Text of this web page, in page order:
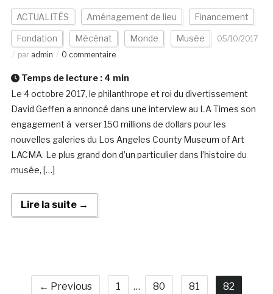
ACTUALITÉS Aménagement de lieu Financement
Fondation Mécénat Monde Musée
05/10/2017
par admin 0 commentaire
Temps de lecture : 4 min
Le 4 octobre 2017, le philanthrope et roi du divertissement
David Geffen a annoncé dans une interview au LA Times son
engagement à verser 150 millions de dollars pour les
nouvelles galeries du Los Angeles County Museum of Art
LACMA. Le plus grand don d’un particulier dans l’histoire du
musée, […]
Lire la suite →
← Previous 1 … 80 81 82